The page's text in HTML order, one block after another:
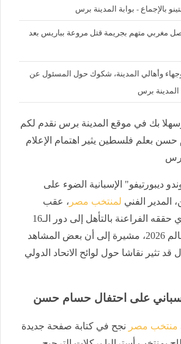
بالإجماع - بوابة المدينة برس
مغربي متهم بجريمة قتل مروعة بباريس بعد
وأهالي المدينة، شكوك حول المسئول عن
المدينة برس
وسهلا بك في موقع المدينة برس نقدم لكم
حسن بعلم فلسطين يثير اهتمام الإعلام
برس
الإسبانية الضوء على
الفني لمنتخب مصر ، عقب
الإنجاز التاريخي الذي حققه الفراعنة بالتأهل إلى دور الـ16
من بطولة كأس العالم 2026، مشيرة إلى أن بعض المشاهد
قد تثير نقاشا حول لوائح الاتحاد الدولي
على احتفال حسام حسن
منتخب مصر نجح في كتابة صفحة جديدة